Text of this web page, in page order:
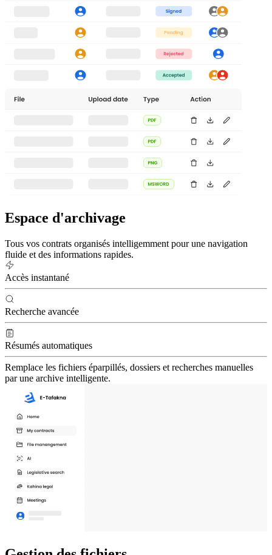
Espace d'archivage
Tous vos contrats organisés intelligemment pour une navigation
fluide et des informations rapides.
Accès instantané
Recherche avancée
Résumés automatiques
Remplace les fichiers éparpillés, dossiers et recherches manuelles
par une archive intelligente.